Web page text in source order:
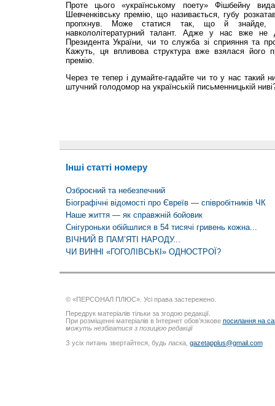
Проте цього «українському поету» Фішбейну
Шевченківську премію, що називається, губу
пропхнув. Може статися так, що й знайде,
навкололітературний талант. Адже у нас вже не
Президента України, чи то служба зі сприяння та
Кажуть, ця впливова структура вже взялася його
премію.
Через те тепер і думайте-гадайте чи то у нас такий
штучний голодомор на українській письменницькій
Інші статті номеру
Озброєний та небезпечний
Біографічні відомості про Євреїв — співробітників ЧК
Наше життя — як справжній бойовик
Снігуроньки обійшлися в 54 тисячі гривень кожна...
ВІЧНИЙ В ПАМ’ЯТІ НАРОДУ...
ЧИ ВИННІ «ГОГОЛІВСЬКІ» ОДНОСТРОЇ?
© «ПЕРСОНАЛ ПЛЮС». Усі права застережено.
Передрук матеріалів тільки за згодою редакції.
При розміщенні матеріалів в Інтернет обов’язкове посилання на
можуть незбігатися з позицією редакції
З усіх питань звертайтеся, будь ласка, gazetapplus@gmail.com